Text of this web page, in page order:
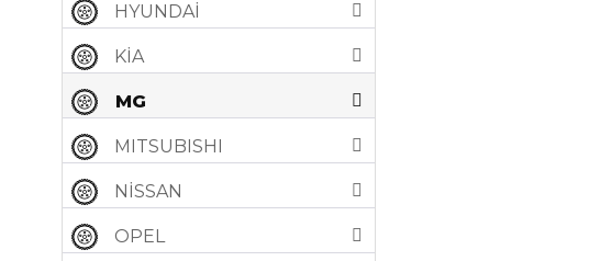
HYUNDAİ
KİA
MG
MITSUBISHI
NİSSAN
OPEL